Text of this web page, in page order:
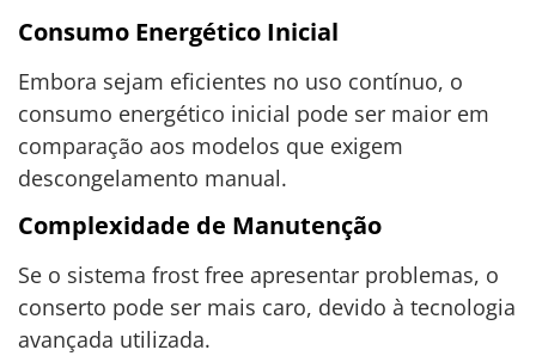
Consumo Energético Inicial
Embora sejam eficientes no uso contínuo, o
consumo energético inicial pode ser maior em
comparação aos modelos que exigem
descongelamento manual.
Complexidade de Manutenção
Se o sistema frost free apresentar problemas, o
conserto pode ser mais caro, devido à tecnologia
avançada utilizada.